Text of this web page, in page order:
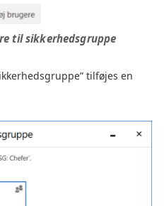
til sikkerhedsgruppe
tilføjes en